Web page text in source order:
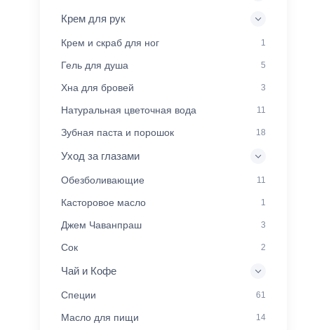
Крем для рук
Крем и скраб для ног 1
Гель для душа 5
Хна для бровей 3
Натуральная цветочная вода 11
Зубная паста и порошок 18
Уход за глазами
Обезболивающие 11
Касторовое масло 1
Джем Чаванпраш 3
Сок 2
Чай и Кофе
Специи 61
Масло для пищи 14